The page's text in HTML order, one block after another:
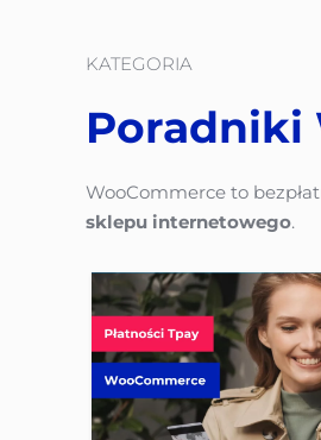
KATEGORIA
Poradniki
WooCommerce to
sklepu internetowego.